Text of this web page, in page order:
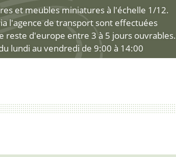
et meubles miniatures à l'échelle 1/12.
l'agence de transport sont effectuées
reste d'europe entre 3 à 5 jours ouvrables.
lundi au vendredi de 9:00 à 14:00